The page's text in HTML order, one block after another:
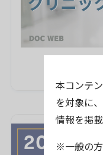
本コンテ
を対象に
情報を掲
※一般の